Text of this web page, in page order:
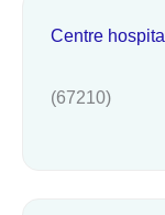
Centre
(67210)